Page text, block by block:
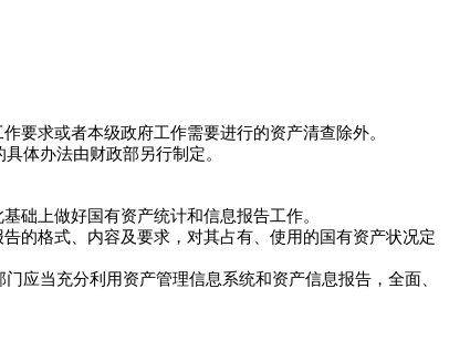
求或者本级政府工作需要进行的资产清查除外。
体办法由财政部另行制定。
上做好国有资产统计和信息报告工作。
的格式、内容及要求，对其占有、使用的国有资产状况定
应当充分利用资产管理信息系统和资产信息报告，全面、